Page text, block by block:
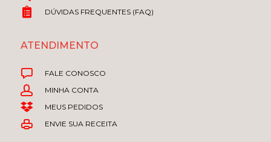
DÚVIDAS FREQUENTES (FAQ)
ATENDIMENTO
FALE CONOSCO
MINHA CONTA
MEUS PEDIDOS
ENVIE SUA RECEITA